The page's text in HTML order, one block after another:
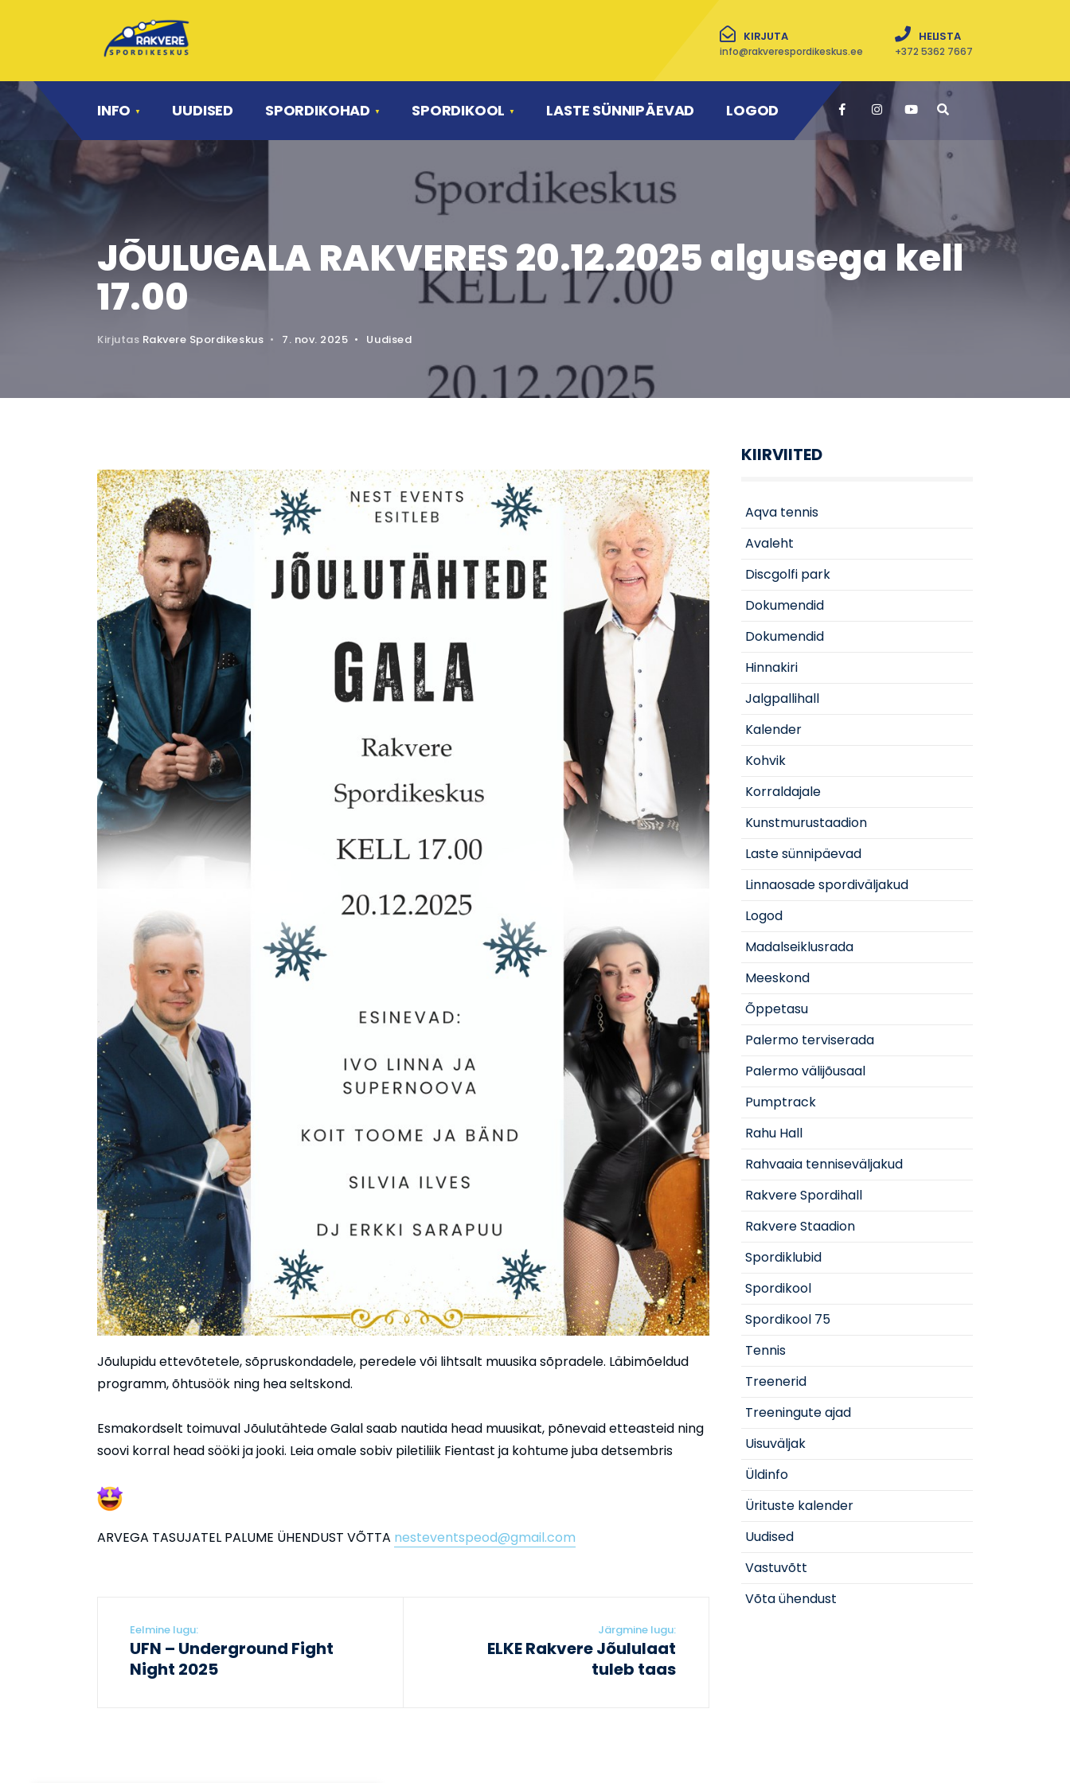
KIRJUTA
info@rakverespordikeskus.ee
HELISTA
+372 5362 7667
INFO UUDISED SPORDIKOHAD SPORDIKOOL LASTE SÜNNIPÄEVAD LOGOD
JÕULUGALA RAKVERES 20.12.2025 algusega kell
17.00
Kirjutas Rakvere Spordikeskus • 7. nov. 2025 • Uudised
Jõulupidu ettevõtetele, sõpruskondadele, peredele või lihtsalt muusika sõpradele. Läbimõeldud
programm, õhtusöök ning hea seltskond.
Esmakordselt toimuval Jõulutähtede Galal saab nautida head muusikat, põnevaid etteasteid ning
soovi korral head sööki ja jooki. Leia omale sobiv piletiliik Fientast ja kohtume juba detsembris
ARVEGA TASUJATEL PALUME ÜHENDUST VÕTTA nesteventspeod@gmail.com
Eelmine lugu:
UFN – Underground Fight
Night 2025
Järgmine lugu:
ELKE Rakvere Jõululaat
tuleb taas
KIIRVIITED
Aqva tennis
Avaleht
Discgolfi park
Dokumendid
Dokumendid
Hinnakiri
Jalgpallihall
Kalender
Kohvik
Korraldajale
Kunstmurustaadion
Laste sünnipäevad
Linnaosade spordiväljakud
Logod
Madalseiklusrada
Meeskond
Õppetasu
Palermo terviserada
Palermo välijõusaal
Pumptrack
Rahu Hall
Rahvaaia tenniseväljakud
Rakvere Spordihall
Rakvere Staadion
Spordiklubid
Spordikool
Spordikool 75
Tennis
Treenerid
Treeningute ajad
Uisuväljak
Üldinfo
Ürituste kalender
Uudised
Vastuvõtt
Võta ühendust